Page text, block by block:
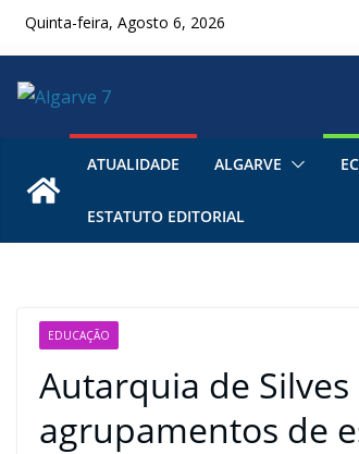
SkipQuinta-feira, Agosto 6, 2026
ATUALIDADE ALGARVE
ESTATUTO EDITORIAL
EDUCAÇÃO
Autarquia de
agrupamentos de